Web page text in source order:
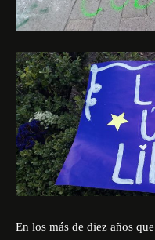
En los más de diez años